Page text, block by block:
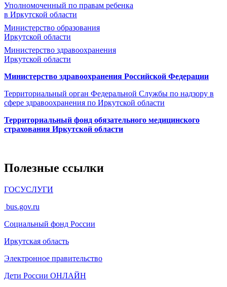
Уполномоченный по правам ребенка
в Иркутской области
Министерство образования
Иркутской области
Министерство здравоохранения
Иркутской области
Министерство здравоохранения Росcийской Федерации
Территориальный орган Федеральной Службы по надзору в
сфере здравоохранения по Иркутской области
Территориальный фонд обязательного медицинского
страхования Иркутской области
Полезные ссылки
ГОСУСЛУГИ
bus.gov.ru
Социальный фонд России
Иркутская область
Электронное правительство
Дети России ОНЛАЙН